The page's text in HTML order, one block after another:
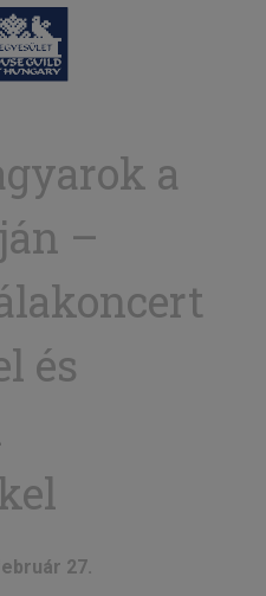
a
–
és
27.